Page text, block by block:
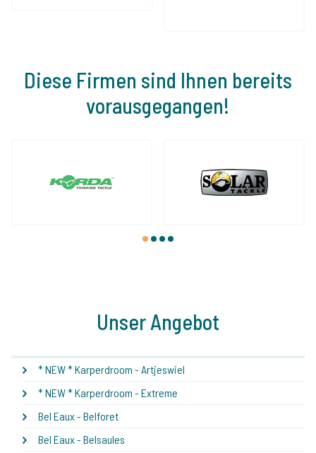
Diese Firmen sind Ihnen bereits
vorausgegangen!
1 2 3 4
Unser Angebot
* NEW * Karperdroom - Artjeswiel
* NEW * Karperdroom - Extreme
Bel Eaux - Belforet
Bel Eaux - Belsaules